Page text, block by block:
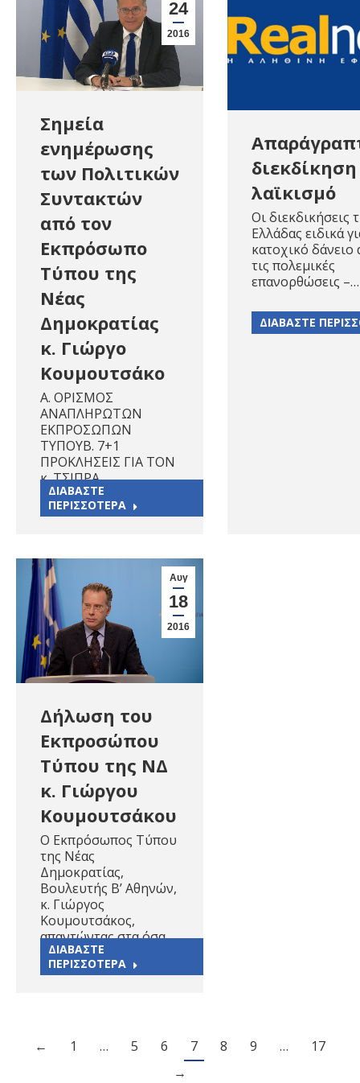
24
2016
Σημεία
ενημέρωσης
των Πολιτικών
Συντακτών
από τον
Εκπρόσωπο
Τύπου της
Νέας
Δημοκρατίας
κ. Γιώργο
Κουμουτσάκο
Α. ΟΡΙΣΜΟΣ
ΑΝΑΠΛΗΡΩΤΩΝ
ΕΚΠΡΟΣΩΠΩΝ
ΤΥΠΟΥΒ. 7+1
ΠΡΟΚΛΗΣΕΙΣ ΓΙΑ ΤΟΝ
κ. ΤΣΙΠΡΑ
ΔΙΑΒΑΣΤΕ
ΠΕΡΙΣΣΟΤΕΡΑ
λαϊκισμό
Οι διεκδικήσεις
Ελλάδας ειδικά
κατοχικό δάνειο
τις πολεμικές
επανορθώσεις –…
ΔΙΑΒΑΣΤΕ
Αυγ
18
2016
Δήλωση του
Εκπροσώπου
Τύπου της ΝΔ
κ. Γιώργου
Κουμουτσάκου
Ο Εκπρόσωπος Τύπου
της Νέας
Δημοκρατίας,
Βουλευτής Β’ Αθηνών,
κ. Γιώργος
Κουμουτσάκος,
απαντώντας στα όσα…
ΔΙΑΒΑΣΤΕ
ΠΕΡΙΣΣΟΤΕΡΑ
← 1 … 5 6 7 8 9 …
17
→